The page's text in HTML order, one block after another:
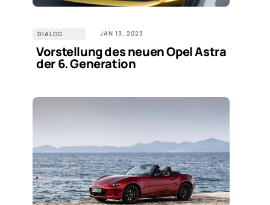
DIALOG JAN 13, 2023
Vorstellung des neuen Opel Astra
der 6. Generation